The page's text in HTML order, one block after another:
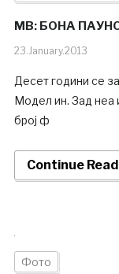
MB: БОНА
23.January.2013
Десет години се
Модел ин. Зад неа
број ф
Continue
Фото